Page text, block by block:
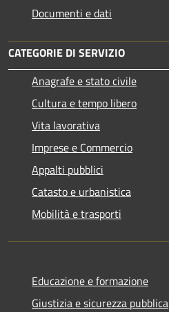
Documenti e dati
CATEGORIE DI SERVIZIO
Anagrafe e stato civile
Cultura e tempo libero
Vita lavorativa
Imprese e Commercio
Appalti pubblici
Catasto e urbanistica
Mobilità e trasporti
Educazione e formazione
Giustizia e sicurezza pubblica